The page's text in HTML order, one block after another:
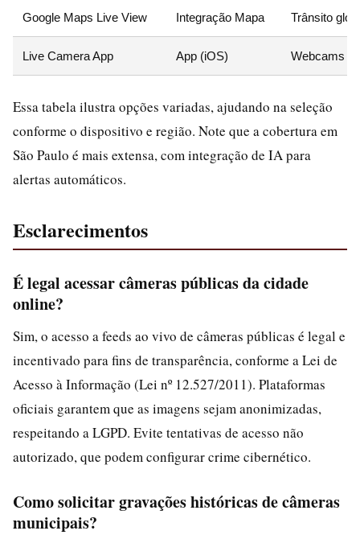
Google Maps Live View Integração Mapa Trânsito
Live Camera App App (iOS) Webcams
Essa tabela ilustra opções variadas, ajudando na seleção
conforme o dispositivo e região. Note que a cobertura em
São Paulo é mais extensa, com integração de IA para
alertas automáticos.
Esclarecimentos
É legal acessar câmeras públicas da cidade
online?
Sim, o acesso a feeds ao vivo de câmeras públicas é legal e
incentivado para fins de transparência, conforme a Lei de
Acesso à Informação (Lei nº 12.527/2011). Plataformas
oficiais garantem que as imagens sejam anonimizadas,
respeitando a LGPD. Evite tentativas de acesso não
autorizado, que podem configurar crime cibernético.
Como solicitar gravações históricas de câmeras
municipais?